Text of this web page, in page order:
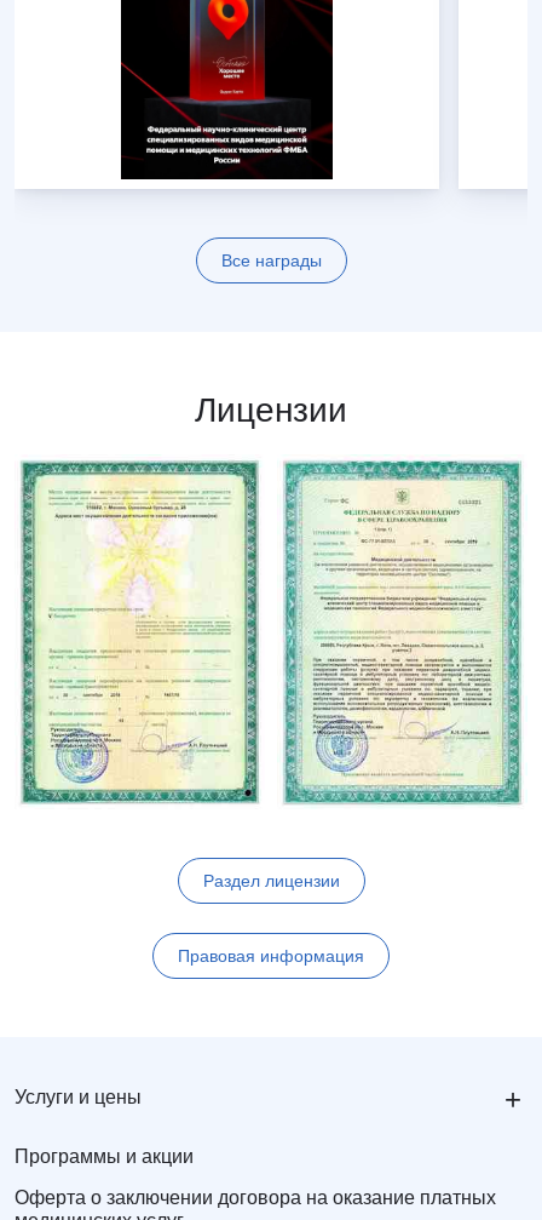
Все награды
Лицензии
Раздел лицензии
Правовая информация
Услуги и цены +
Программы и акции
Оферта о заключении договора на оказание платных